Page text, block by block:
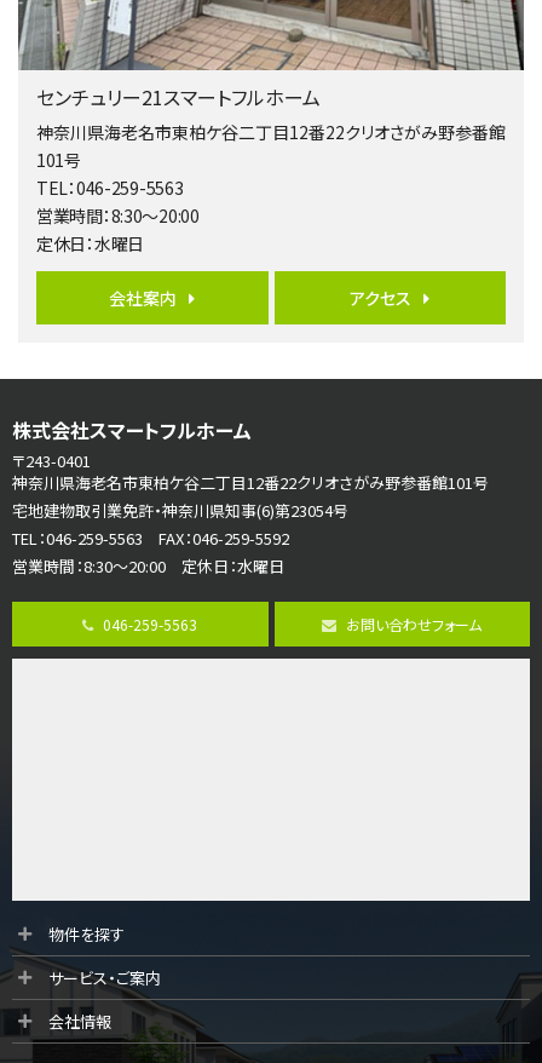
第5位
3,680万円
バ19分・ 歩8分
開放感があり日当たり良好な南西・北西角地区画。 …
第6位
4ＳＬＤＫ
海老名駅
さがみ野駅
歩17分
ご家族が集まるLDKは１７．５帖とゆとりある広さ…
第8位
3,990万円
4ＬＤＫ
古淵駅
第10位
4,190万円
桜ヶ丘駅
LDK約20帖とゆとりある広さ！WIC、SICの…
センチュリー21スマートフルホーム
神奈川県海老名市東柏ケ谷二丁目12番22クリオさがみ野参番館
101号
TEL：046-259-5563
営業時間：8:30～20:00
定休日：水曜日
会社案内 アクセス
株式会社スマートフルホーム
〒243-0401
神奈川県海老名市東柏ケ谷二丁目12番22クリオさがみ野参番館101号
宅地建物取引業免許・神奈川県知事(6)第23054号
TEL：046-259-5563 FAX：046-259-5592
営業時間：8:30～20:00 定休日：水曜日
046-259-5563 お問い合わせフォーム
物件を探す
サービス・ご案内
会社情報